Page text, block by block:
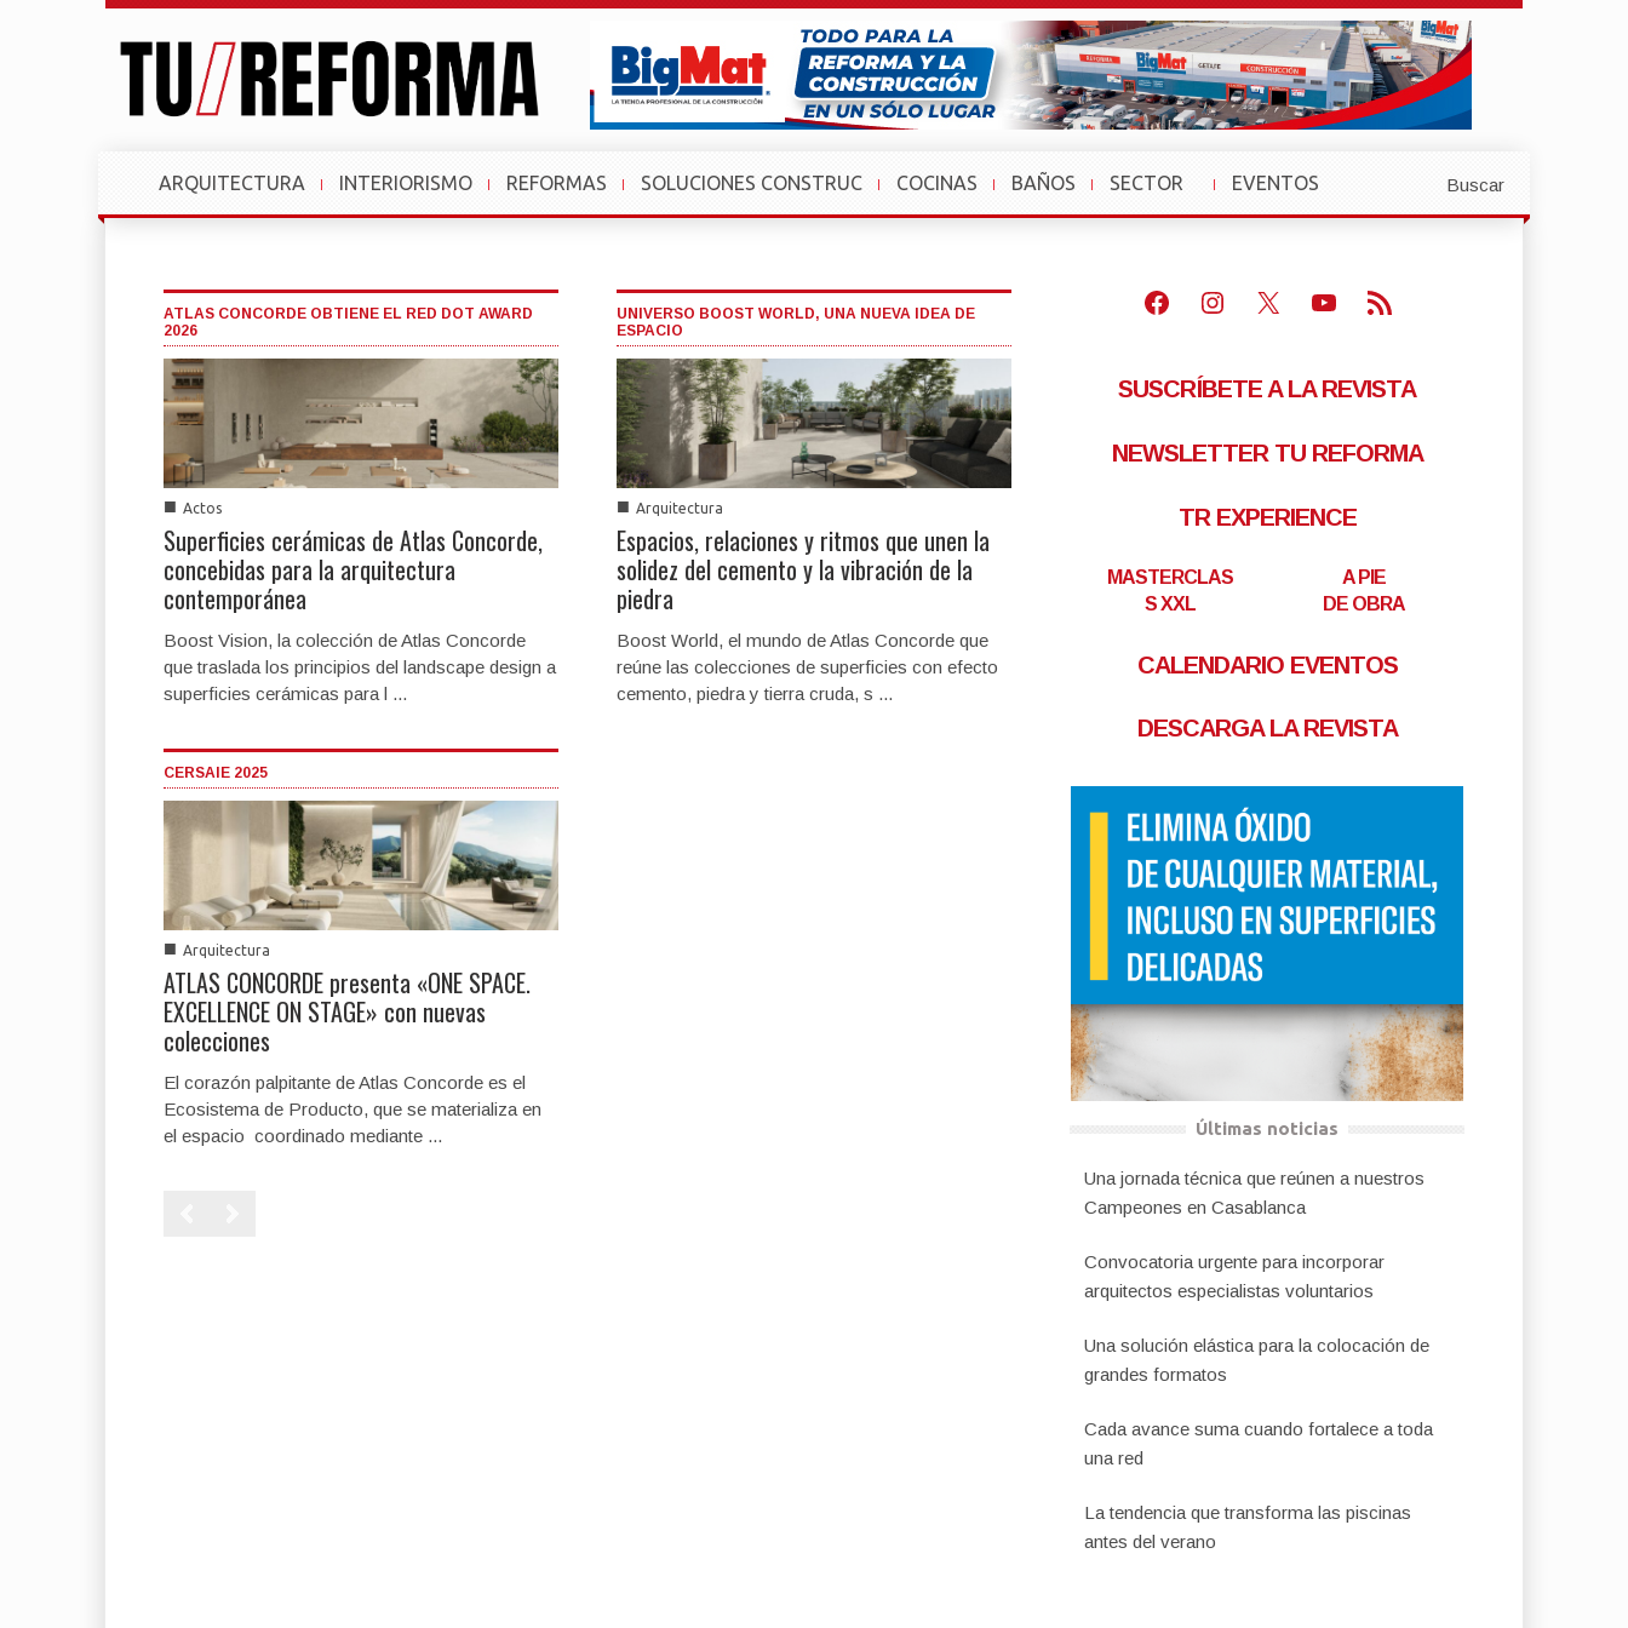
ARQUITECTURA INTERIORISMO REFORMAS SOLUCIONES CONSTRUC COCINAS BAÑOS
SECTOR
»
EVENTOS
»
Buscar
ATLAS CONCORDE OBTIENE EL RED DOT AWARD
2026
■ Actos
Superficies cerámicas de Atlas Concorde,
concebidas para la arquitectura
contemporánea
Boost Vision, la colección de Atlas Concorde
que traslada los principios del landscape design a
superficies cerámicas para l ...
UNIVERSO BOOST WORLD, UNA NUEVA IDEA DE
ESPACIO
■ Arquitectura
Espacios, relaciones y ritmos que unen la
solidez del cemento y la vibración de la
piedra
Boost World, el mundo de Atlas Concorde que
reúne las colecciones de superficies con efecto
cemento, piedra y tierra cruda, s ...
CERSAIE 2025
■ Arquitectura
ATLAS CONCORDE presenta «ONE SPACE.
EXCELLENCE ON STAGE» con nuevas
colecciones
El corazón palpitante de Atlas Concorde es el
Ecosistema de Producto, que se materializa en
el espacio coordinado mediante ...
Facebook
Instagram
X Youtube
Feed RSS
SUSCRÍBETE A LA REVISTA
NEWSLETTER TU REFORMA
TR EXPERIENCE
MASTERCLAS
S XXL
A PIE
DE OBRA
CALENDARIO EVENTOS
DESCARGA LA REVISTA
Últimas noticias
Una jornada técnica que reúnen a nuestros
Campeones en Casablanca
Convocatoria urgente para incorporar
arquitectos especialistas voluntarios
Una solución elástica para la colocación de
grandes formatos
Cada avance suma cuando fortalece a toda
una red
La tendencia que transforma las piscinas
antes del verano